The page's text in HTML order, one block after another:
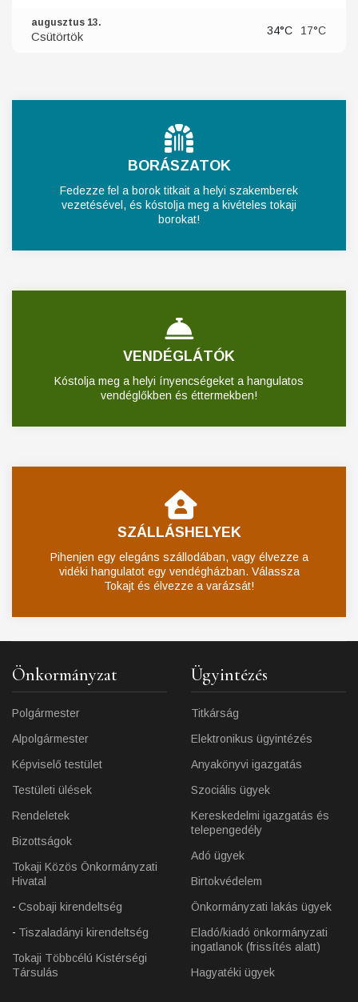
augusztus 13.
Csütörtök 34°C 17°C
BORÁSZATOK
Fedezze fel a borok titkait a helyi szakemberek
vezetésével, és kóstolja meg a kivételes tokaji
borokat!
VENDÉGLÁTÓK
Kóstolja meg a helyi ínyencségeket a hangulatos
vendéglőkben és éttermekben!
SZÁLLÁSHELYEK
Pihenjen egy elegáns szállodában, vagy élvezze a
vidéki hangulatot egy vendégházban. Válassza
Tokajt és élvezze a varázsát!
Önkormányzat
Polgármester
Alpolgármester
Képviselő testület
Testületi ülések
Rendeletek
Bizottságok
Tokaji Közös Önkormányzati
Hivatal
Csobaji kirendeltség
Tiszaladányi kirendeltség
Tokaji Többcélú Kistérségi
Társulás
Ügyintézés
Titkárság
Elektronikus ügyintézés
Anyakönyvi igazgatás
Szociális ügyek
Kereskedelmi igazgatás és
telepengedély
Adó ügyek
Birtokvédelem
Önkormányzati lakás ügyek
Eladó/kiadó önkormányzati
ingatlanok (frissítés alatt)
Hagyatéki ügyek